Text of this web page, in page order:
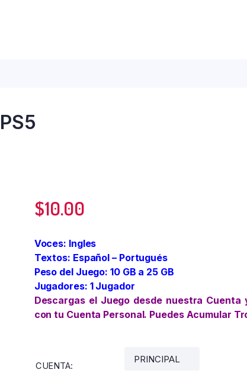
$10.00
Voces: Ingles
Textos: Español – Portugués
Peso del Juego: 10 GB a 25 GB
Jugadores: 1 Jugador
Descargas el Juego desde nuestra Cuenta
con tu Cuenta Personal. Puedes Acumular
CUENTA: